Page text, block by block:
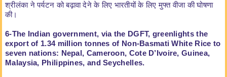
श्रीलंका ने पर्यटन को बढ़ावा देने के लिए भारतीयों के लिए मुफ्त वीजा की घोषणा
की।
6-The Indian government, via the DGFT, greenlights the
export of 1.34 million tonnes of Non-Basmati White Rice to
seven nations: Nepal, Cameroon, Cote D’Ivoire, Guinea,
Malaysia, Philippines, and Seychelles.